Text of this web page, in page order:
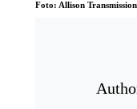
Foto: Allison Transmission